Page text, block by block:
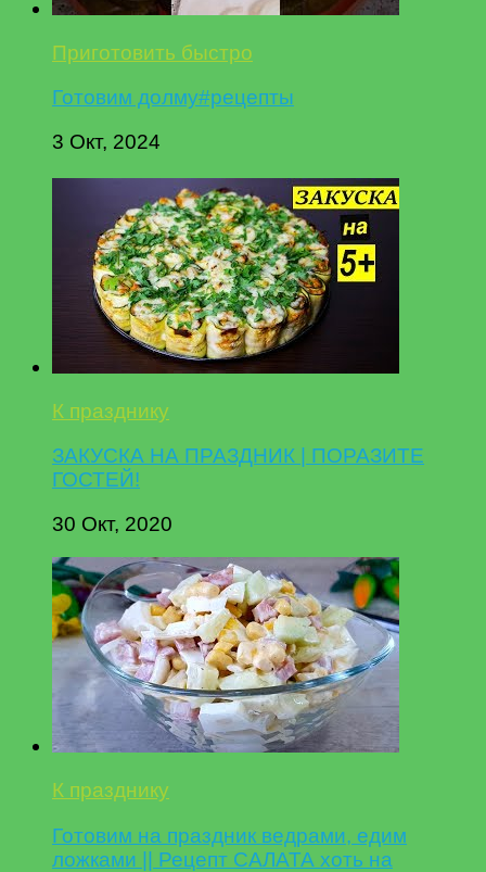
Приготовить быстро
Готовим долму#рецепты
3 Окт, 2024
К празднику
ЗАКУСКА НА ПРАЗДНИК | ПОРАЗИТЕ
ГОСТЕЙ!
30 Окт, 2020
К празднику
Готовим на праздник ведрами, едим
ложками || Рецепт САЛАТА хоть на